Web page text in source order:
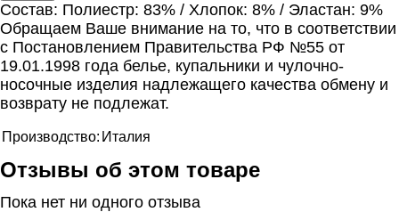
Состав: Полиестр: 83% / Хлопок: 8% / Эластан: 9%
Обращаем Ваше внимание на то, что в соответствии
с Постановлением Правительства РФ №55 от
19.01.1998 года белье, купальники и чулочно-
носочные изделия надлежащего качества обмену и
возврату не подлежат.
Производство: Италия
Отзывы об этом товаре
Пока нет ни одного отзыва